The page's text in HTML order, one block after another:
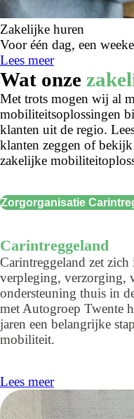
Zakelijke huren
Voor één dag, een
Lees meer
Wat onze
Met trots mogen wij al
mobiliteitsoplossingen
klanten uit de regio.
klanten zeggen of
zakelijke
Zorgorganisatie
Carintreggeland
Carintreggeland zet
verpleging, verzorging,
ondersteuning thuis in
met Autogroep Twente
jaren een belangrijke
mobiliteit.
Lees meer